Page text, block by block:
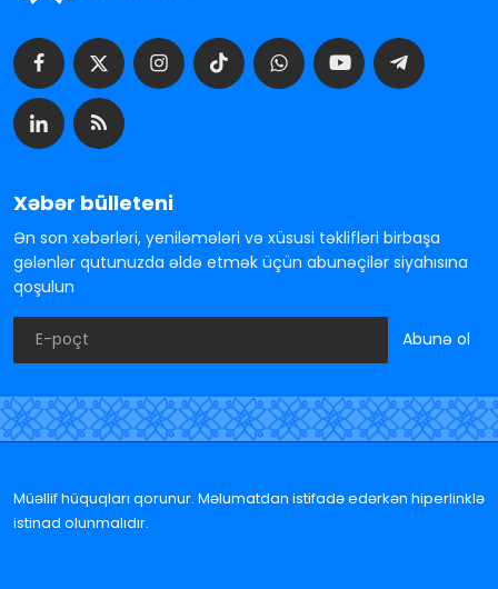
Xəbər bülleteni
Ən son xəbərləri, yeniləmələri və xüsusi təklifləri birbaşa
gələnlər qutunuzda əldə etmək üçün abunəçilər siyahısına
qoşulun
Abunə ol
Müəllif hüquqları qorunur. Məlumatdan istifadə edərkən hiperlinklə
istinad olunmalıdır.